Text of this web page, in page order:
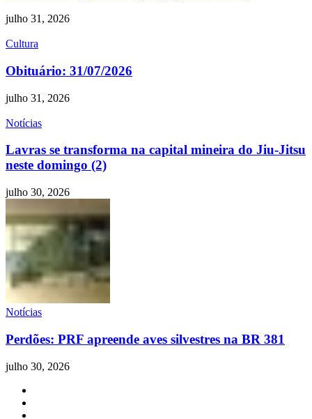
julho 31, 2026
Cultura
Obituário: 31/07/2026
julho 31, 2026
Notícias
Lavras se transforma na capital mineira do Jiu-Jitsu
neste domingo (2)
julho 30, 2026
Notícias
Perdões: PRF apreende aves silvestres na BR 381
julho 30, 2026